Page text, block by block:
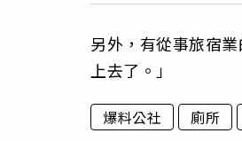
另外，有從事旅宿
上去了。」
爆料公社 廁所